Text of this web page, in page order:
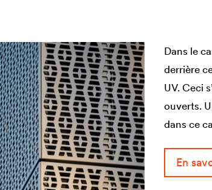
Dans le
derrière
UV. Ceci
ouverts.
dans ce
En